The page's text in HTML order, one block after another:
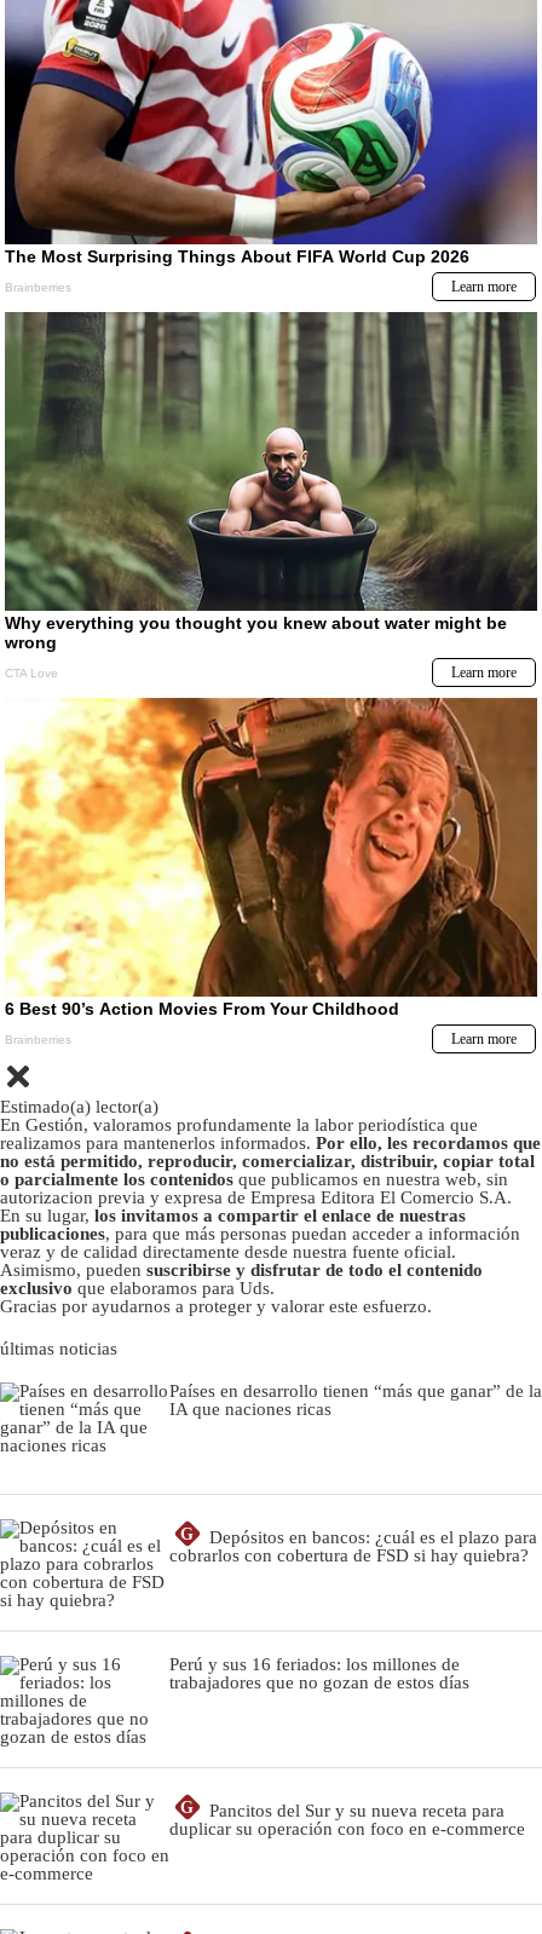
Estimado(a) lector(a)
En Gestión, valoramos profundamente la labor periodística que
realizamos para mantenerlos informados. Por ello, les recordamos que
no está permitido, reproducir, comercializar, distribuir, copiar total
o parcialmente los contenidos que publicamos en nuestra web, sin
autorizacion previa y expresa de Empresa Editora El Comercio S.A.
En su lugar, los invitamos a compartir el enlace de nuestras
publicaciones, para que más personas puedan acceder a información
veraz y de calidad directamente desde nuestra fuente oficial.
Asimismo, pueden suscribirse y disfrutar de todo el contenido
exclusivo que elaboramos para Uds.
Gracias por ayudarnos a proteger y valorar este esfuerzo.
últimas noticias
Países en desarrollo tienen “más que ganar” de la
IA que naciones ricas
G
Depósitos en bancos: ¿cuál es el plazo para
cobrarlos con cobertura de FSD si hay quiebra?
Perú y sus 16 feriados: los millones de
trabajadores que no gozan de estos días
G
Pancitos del Sur y su nueva receta para
duplicar su operación con foco en e-commerce